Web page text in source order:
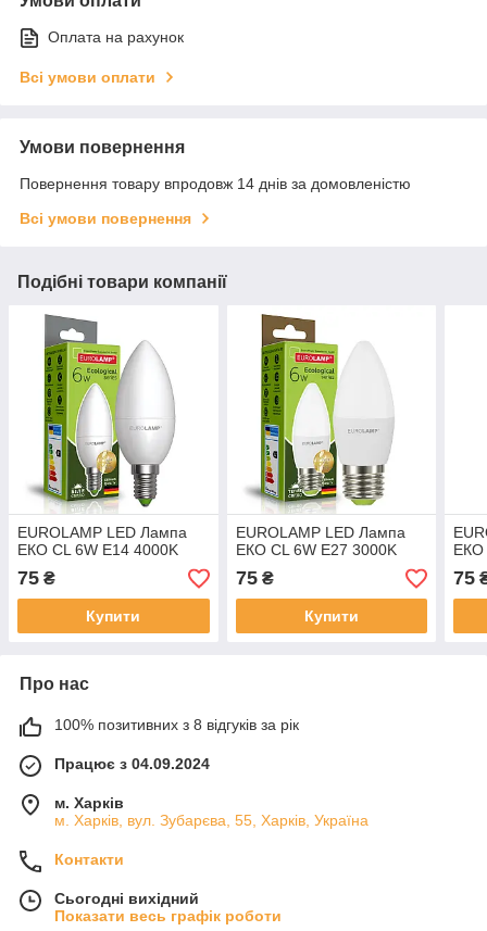
Оплата на рахунок
Всі умови оплати
Умови повернення
Повернення товару впродовж 14 днів за домовленістю
Всі умови повернення
Подібні товари компанії
EUROLAMP LED Лампа
ЕКО CL 6W E14 4000K
75 ₴
Купити
EUROLAMP LED Лампа
ЕКО CL 6W E27 3000K
75₴
Купити
ЕКО
75
Про нас
100% позитивних з 8 відгуків за рік
Працює з 04.09.2024
м. Харків
м. Харків, вул. Зубарєва, 55, Харків, Україна
Контакти
Сьогодні вихідний
Показати весь графік роботи